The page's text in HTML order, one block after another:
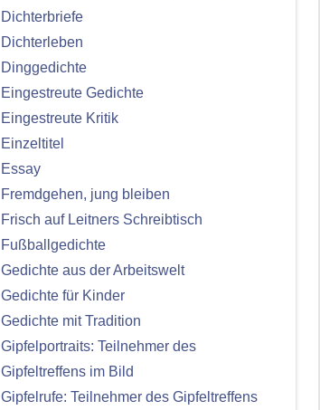
Dichterbriefe
Dichterleben
Dinggedichte
Eingestreute Gedichte
Eingestreute Kritik
Einzeltitel
Essay
Fremdgehen, jung bleiben
Frisch auf Leitners Schreibtisch
Fußballgedichte
Gedichte aus der Arbeitswelt
Gedichte für Kinder
Gedichte mit Tradition
Gipfelportraits: Teilnehmer des
Gipfeltreffens im Bild
Gipfelrufe: Teilnehmer des Gipfeltreffens